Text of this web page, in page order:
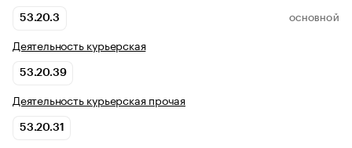
53.20.3 ОСНОВНОЙ
Деятельность курьерская
53.20.39
Деятельность курьерская прочая
53.20.31